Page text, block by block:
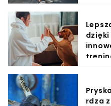
rdza